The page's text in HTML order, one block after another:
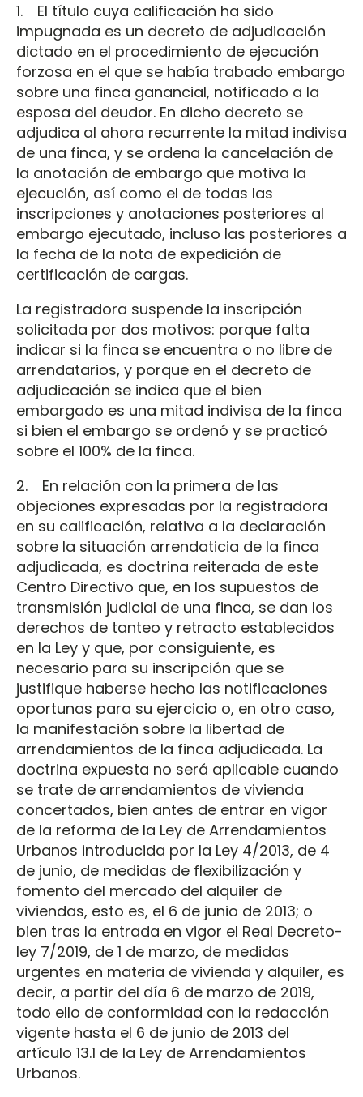
1. El título cuya calificación ha sido
impugnada es un decreto de adjudicación
dictado en el procedimiento de ejecución
forzosa en el que se había trabado embargo
sobre una finca ganancial, notificado a la
esposa del deudor. En dicho decreto se
adjudica al ahora recurrente la mitad indivisa
de una finca, y se ordena la cancelación de
la anotación de embargo que motiva la
ejecución, así como el de todas las
inscripciones y anotaciones posteriores al
embargo ejecutado, incluso las posteriores a
la fecha de la nota de expedición de
certificación de cargas.
La registradora suspende la inscripción
solicitada por dos motivos: porque falta
indicar si la finca se encuentra o no libre de
arrendatarios, y porque en el decreto de
adjudicación se indica que el bien
embargado es una mitad indivisa de la finca
si bien el embargo se ordenó y se practicó
sobre el 100% de la finca.
2. En relación con la primera de las
objeciones expresadas por la registradora
en su calificación, relativa a la declaración
sobre la situación arrendaticia de la finca
adjudicada, es doctrina reiterada de este
Centro Directivo que, en los supuestos de
transmisión judicial de una finca, se dan los
derechos de tanteo y retracto establecidos
en la Ley y que, por consiguiente, es
necesario para su inscripción que se
justifique haberse hecho las notificaciones
oportunas para su ejercicio o, en otro caso,
la manifestación sobre la libertad de
arrendamientos de la finca adjudicada. La
doctrina expuesta no será aplicable cuando
se trate de arrendamientos de vivienda
concertados, bien antes de entrar en vigor
de la reforma de la Ley de Arrendamientos
Urbanos introducida por la Ley 4/2013, de 4
de junio, de medidas de flexibilización y
fomento del mercado del alquiler de
viviendas, esto es, el 6 de junio de 2013; o
bien tras la entrada en vigor el Real Decreto-
ley 7/2019, de 1 de marzo, de medidas
urgentes en materia de vivienda y alquiler, es
decir, a partir del día 6 de marzo de 2019,
todo ello de conformidad con la redacción
vigente hasta el 6 de junio de 2013 del
artículo 13.1 de la Ley de Arrendamientos
Urbanos.